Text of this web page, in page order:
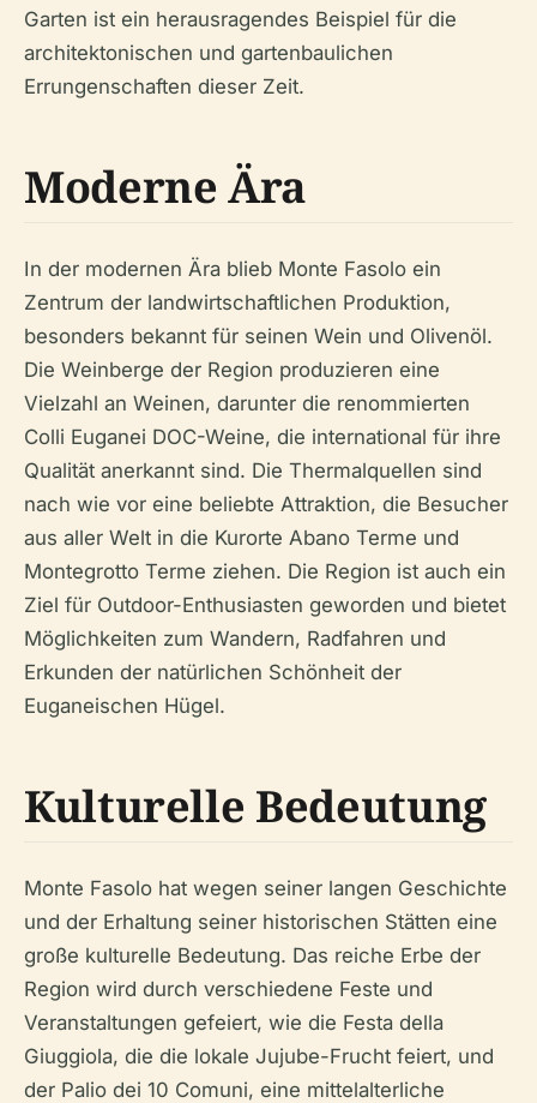
Garten ist ein herausragendes Beispiel für die
architektonischen und gartenbaulichen
Errungenschaften dieser Zeit.
Moderne Ära
In der modernen Ära blieb Monte Fasolo ein
Zentrum der landwirtschaftlichen Produktion,
besonders bekannt für seinen Wein und Olivenöl.
Die Weinberge der Region produzieren eine
Vielzahl an Weinen, darunter die renommierten
Colli Euganei DOC-Weine, die international für ihre
Qualität anerkannt sind. Die Thermalquellen sind
nach wie vor eine beliebte Attraktion, die Besucher
aus aller Welt in die Kurorte Abano Terme und
Montegrotto Terme ziehen. Die Region ist auch ein
Ziel für Outdoor-Enthusiasten geworden und bietet
Möglichkeiten zum Wandern, Radfahren und
Erkunden der natürlichen Schönheit der
Euganeischen Hügel.
Kulturelle Bedeutung
Monte Fasolo hat wegen seiner langen Geschichte
und der Erhaltung seiner historischen Stätten eine
große kulturelle Bedeutung. Das reiche Erbe der
Region wird durch verschiedene Feste und
Veranstaltungen gefeiert, wie die Festa della
Giuggiola, die die lokale Jujube-Frucht feiert, und
der Palio dei 10 Comuni, eine mittelalterliche